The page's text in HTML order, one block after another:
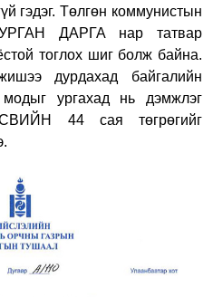
гэдэг. Төлгөн коммунистын
ДАРГА нар татвар
тоглох шиг болж байна.
дурдахад байгалийн
ургахад нь дэмжлэг
44 сая төгрөгийг